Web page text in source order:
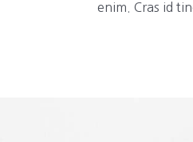
enim. Cras id